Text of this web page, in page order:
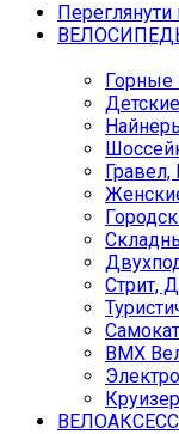
Переглянути
Горные
Стрит,
BMX